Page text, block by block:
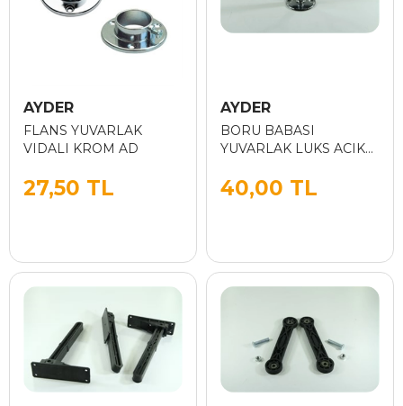
AYDER
FLANS YUVARLAK
VIDALI KROM AD
27,50 TL
AYDER
BORU BABASI
YUVARLAK LUKS ACIK
40,00 TL